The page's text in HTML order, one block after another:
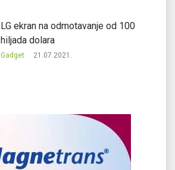
LG ekran na odmotavanje od 100
hiljada dolara
Gadget 21.07.2021.